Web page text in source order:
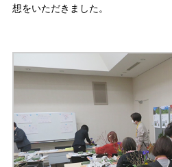
想をいただきました。